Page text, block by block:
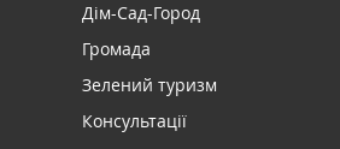
Дім-Сад-Город
Громада
Зелений туризм
Консультації